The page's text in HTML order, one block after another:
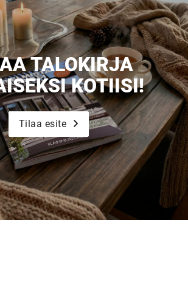
TALOKIRJA
KOTIISI!
Tilaa esite
UUSI
ON